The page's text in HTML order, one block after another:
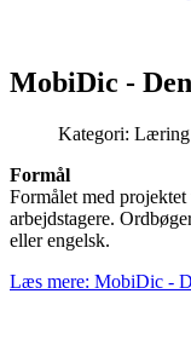
MobiDic -
Kategori: Læring
Formål
Formålet med
arbejdstagere.
eller engelsk.
Læs mere: MobiDic -